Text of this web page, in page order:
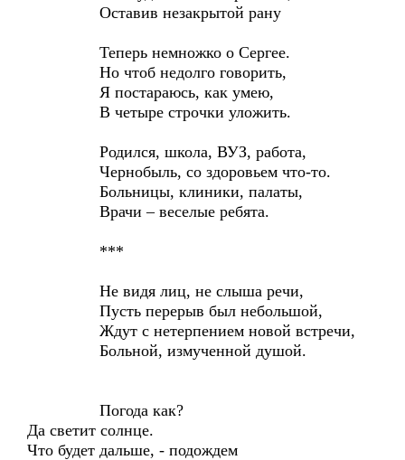
Оставив незакрытой рану
Теперь немножко о Сергее.
Но чтоб недолго говорить,
Я постараюсь, как умею,
В четыре строчки уложить.
Родился, школа, ВУЗ, работа,
Чернобыль, со здоровьем что-то.
Больницы, клиники, палаты,
Врачи – веселые ребята.
***
Не видя лиц, не слыша речи,
Пусть перерыв был небольшой,
Ждут с нетерпением новой встречи,
Больной, измученной душой.
Погода как?
Да светит солнце.
Что будет дальше, - подождем